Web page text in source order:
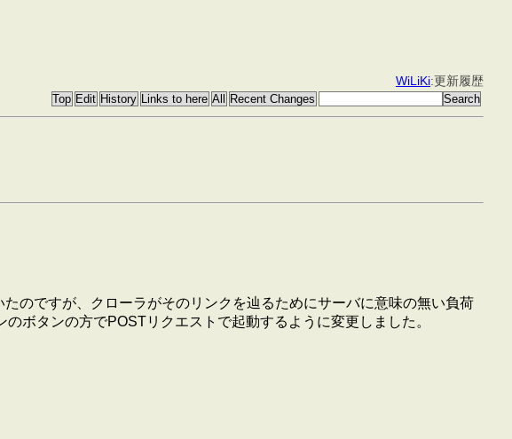
WiLiKi:更新履歴
のですが、クローラがそのリンクを辿るためにサーバに意味の無い負荷
ボタンの方でPOSTリクエストで起動するように変更しました。